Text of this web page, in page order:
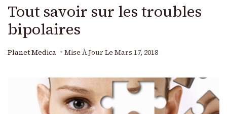
Tout savoir sur les troubles
bipolaires
Planet Medica Mise À Jour Le Mars 17, 2018